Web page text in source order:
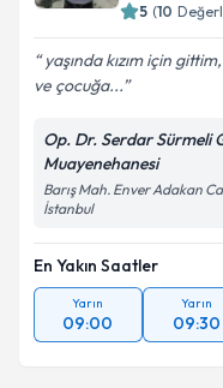
5 (10
yaşında kızım için
ve çocuğa...
Op. Dr. Serdar Sürmeli
Muayenehanesi
Barış Mah. Enver Adakan
İstanbul
En Yakın Saatler
Yarın
09:00
Yarın
09:30